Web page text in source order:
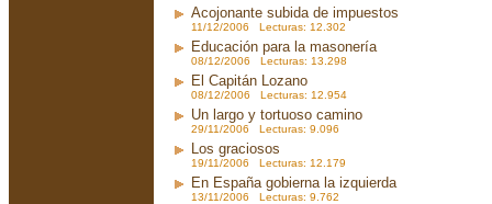
Acojonante subida de impuestos
11/12/2006 Lecturas: 12.302
Educación para la masonería
08/12/2006 Lecturas: 13.298
El Capitán Lozano
08/12/2006 Lecturas: 12.954
Un largo y tortuoso camino
29/11/2006 Lecturas: 9.096
Los graciosos
19/11/2006 Lecturas: 12.179
En España gobierna la izquierda
13/11/2006 Lecturas: 9.762